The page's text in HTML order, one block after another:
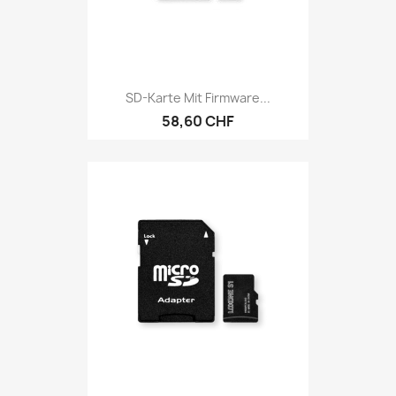
SD-Karte Mit Firmware...
58,60 CHF